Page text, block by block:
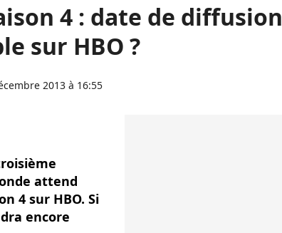
4 : date de diffusion
sur HBO ?
2013 à 16:55
attend
4 sur HBO. Si
encore